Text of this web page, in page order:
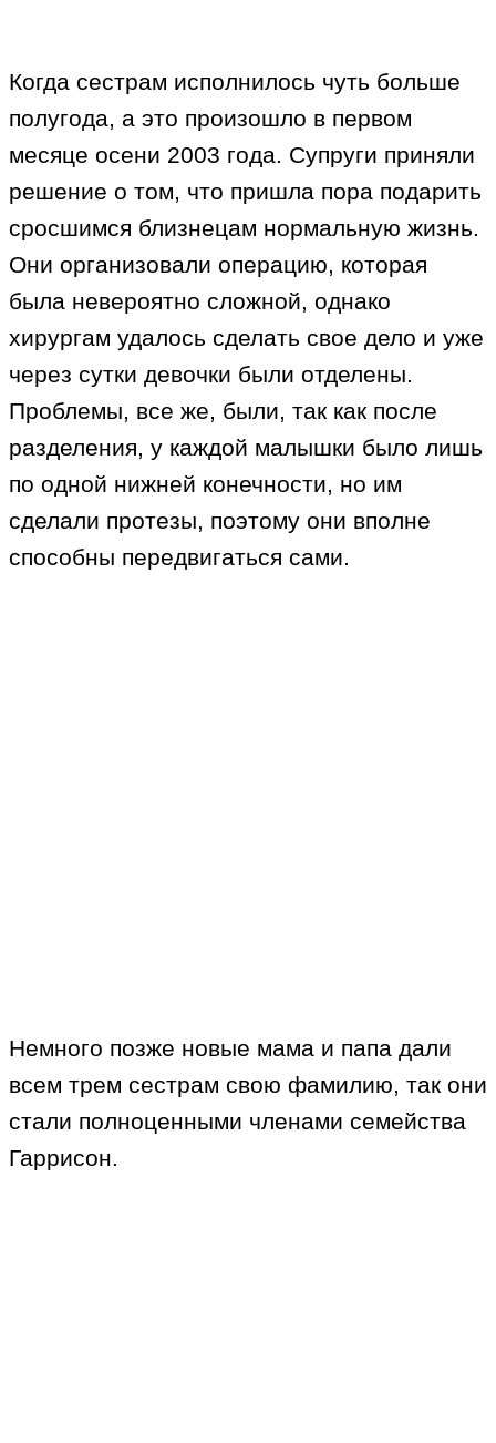
Когда сестрам исполнилось чуть больше
полугода, а это произошло в первом
месяце осени 2003 года. Супруги приняли
решение о том, что пришла пора подарить
сросшимся близнецам нормальную жизнь.
Они организовали операцию, которая
была невероятно сложной, однако
хирургам удалось сделать свое дело и уже
через сутки девочки были отделены.
Проблемы, все же, были, так как после
разделения, у каждой малышки было лишь
по одной нижней конечности, но им
сделали протезы, поэтому они вполне
способны передвигаться сами.
Немного позже новые мама и папа дали
всем трем сестрам свою фамилию, так они
стали полноценными членами семейства
Гаррисон.